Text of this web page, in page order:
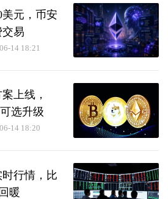
元，币安
易
14 18:21
上线，
选升级
14 18:20
行情，比
暖